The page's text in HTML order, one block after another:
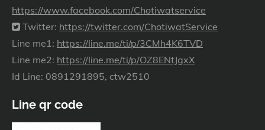
https://www.facebook.com/Chotiwatservice
Twitter: https://twitter.com/ChotiwatService
Line me1: https://line.me/ti/p/3CMh4K6TVD
Line me2: https://line.me/ti/p/OZ8ENtJgxX
Id Line: 0891291895, ctw2510
Line qr code